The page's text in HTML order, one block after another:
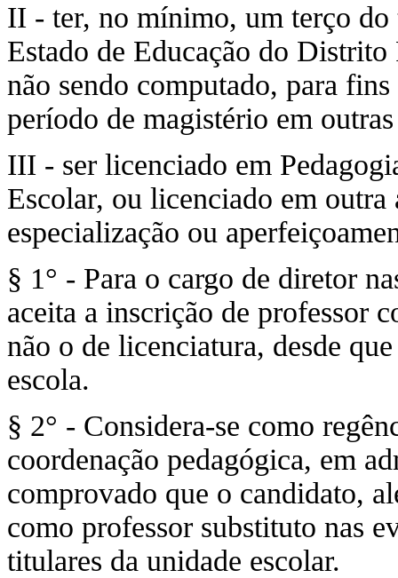
II - ter, no mínimo, um terço do
Estado de Educação do Distrito
não sendo computado, para
período de magistério em
III - ser licenciado em
Escolar, ou licenciado em
especialização ou
§ 1° - Para o cargo de diretor
aceita a inscrição de professor
não o de licenciatura, desde
escola.
§ 2° - Considera-se como
coordenação pedagógica, em
comprovado que o candidato,
como professor substituto nas
titulares da unidade escolar.